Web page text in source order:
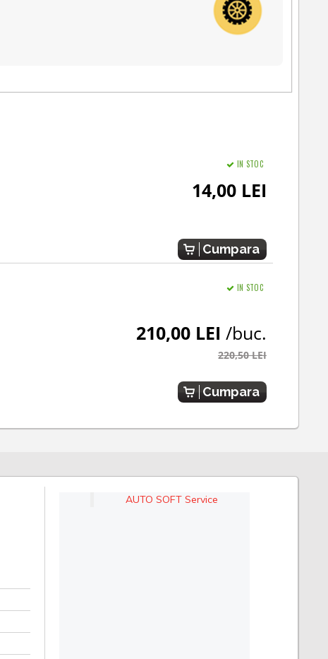
IN STOC
14,00 LEI
Cumpara
IN STOC
210,00 LEI /buc.
220,50 LEI
Cumpara
AUTO SOFT Service